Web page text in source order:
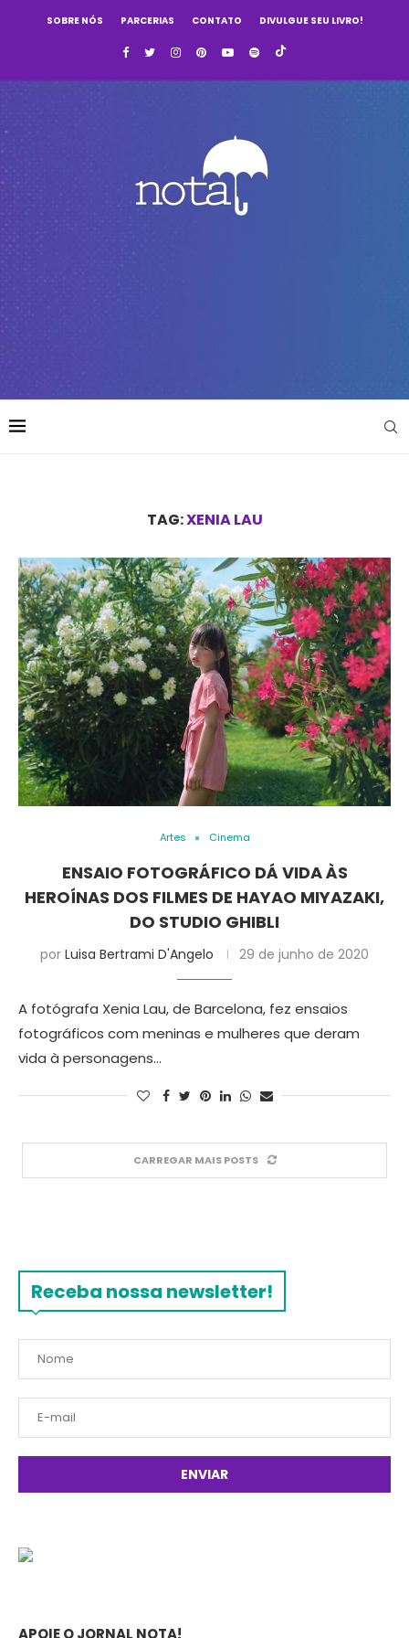
SOBRE NÓS PARCERIAS CONTATO DIVULGUE SEU LIVRO!
TAG:XENIA LAU
Artes Cinema
ENSAIO FOTOGRÁFICO DÁ VIDA ÀS
HEROÍNAS DOS FILMES DE HAYAO MIYAZAKI,
DO STUDIO GHIBLI
por Luisa Bertrami D'Angelo 29 de junho de 2020
A fotógrafa Xenia Lau, de Barcelona, fez ensaios
fotográficos com meninas e mulheres que deram
vida à personagens…
CARREGAR MAIS POSTS
Receba nossa newsletter!
APOIE O JORNAL NOTA!